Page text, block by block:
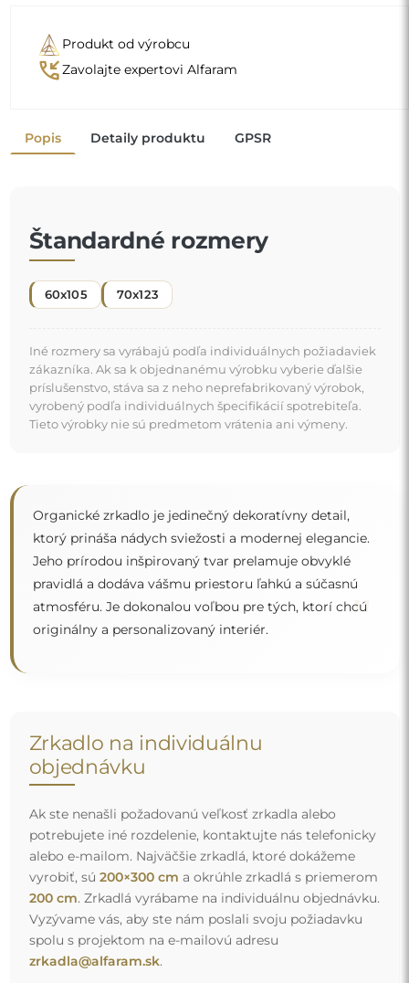
vyrobený podľa individuálnych špecifikácií spotrebiteľa.
Tieto výrobky nie sú predmetom vrátenia ani výmeny.
Organické zrkadlo je jedinečný dekoratívny detail,
atmosféru. Je dokonalou voľbou pre tých, ktorí chcú
originálny a personalizovaný interiér.
Zrkadlo na individuálnu
objednávku
vyrobiť, sú 200×300 cm
a okrúhle zrkadlá s priemerom
200 cm
. Zrkadlá vyrábame na individuálnu objednávku.
Vyzývame vás, aby ste nám poslali svoju požiadavku
spolu s projektom na e-mailovú adresu
zrkadla@alfaram.sk.
Doprava zdarma a bezpečná preprava
Nemusíte sa starať o prepravu – postaráme sa o to, aby
zrkadlo, ktoré ste si objednali, k vám bezpečne dorazilo, a
to úplne zdarma. Disponujeme vlastným vozovým
parkom a vyškoleným personálom, preto vám môžeme
zaručiť, že zrkadlo dorazí v dokonalom stave, bez
dodatočných poplatkov. Aj keď si objednáte zrkadlo
veľkých rozmerov, môžete sa spoľahnúť na rýchle
doručenie.
Pozrite si, ako balíme naše zrkadlá.